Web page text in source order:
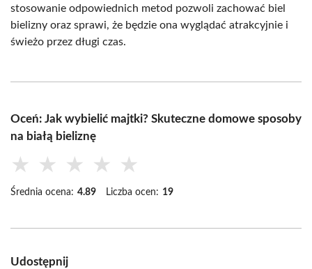
stosowanie odpowiednich metod pozwoli zachować biel
bielizny oraz sprawi, że będzie ona wyglądać atrakcyjnie i
świeżo przez długi czas.
Oceń: Jak wybielić majtki? Skuteczne domowe sposoby
na białą bieliznę
★ ★ ★ ★ ★
Średnia ocena: 4.89 Liczba ocen: 19
Udostępnij